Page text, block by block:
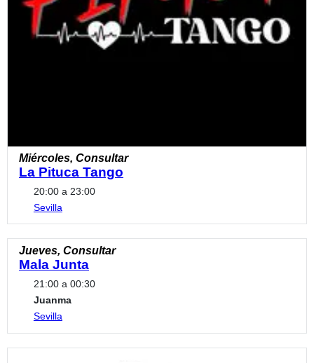
Miércoles, Consultar
La Pituca Tango
20:00 a 23:00
Sevilla
Jueves, Consultar
Mala Junta
21:00 a 00:30
Juanma
Sevilla